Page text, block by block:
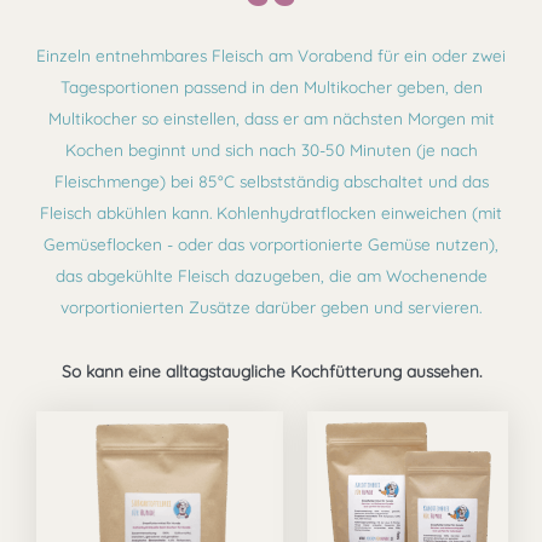
Einzeln entnehmbares Fleisch am Vorabend für ein oder zwei
Tagesportionen passend in den Multikocher geben, den
Multikocher so einstellen, dass er am nächsten Morgen mit
Kochen beginnt und sich nach 30-50 Minuten (je nach
Fleischmenge) bei 85°C selbstständig abschaltet und das
Fleisch abkühlen kann. Kohlenhydratflocken einweichen (mit
Gemüseflocken - oder das vorportionierte Gemüse nutzen),
das abgekühlte Fleisch dazugeben, die am Wochenende
vorportionierten Zusätze darüber geben und servieren.
So kann eine alltagstaugliche Kochfütterung aussehen.
Preisspanne:
9,99 €
bis
bis
6,99 €
weist